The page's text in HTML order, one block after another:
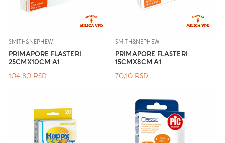
SMITH&NEPHEW
PRIMAPORE FLASTERI
25CMX10CM A1
104,80 RSD
SMITH&NEPHEW
PRIMAPORE FLASTERI
15CMX8CM A1
70,10 RSD